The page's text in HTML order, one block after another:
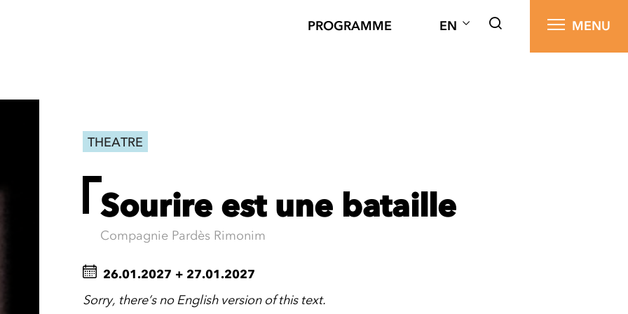
PROGRAMME EN MENU
THEATRE
Sourire est une bataille
Compagnie Pardès Rimonim
26.01.2027 + 27.01.2027
Sorry, there’s no English version of this text.